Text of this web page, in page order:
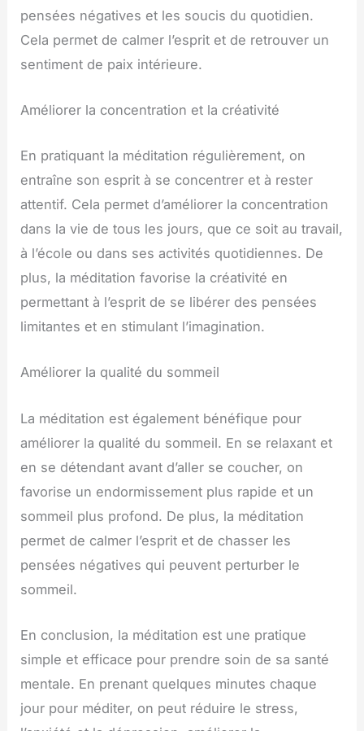
pensées négatives et les soucis du quotidien.
Cela permet de calmer l’esprit et de retrouver un
sentiment de paix intérieure.
Améliorer la concentration et la créativité
En pratiquant la méditation régulièrement, on
entraîne son esprit à se concentrer et à rester
attentif. Cela permet d’améliorer la concentration
dans la vie de tous les jours, que ce soit au travail,
à l’école ou dans ses activités quotidiennes. De
plus, la méditation favorise la créativité en
permettant à l’esprit de se libérer des pensées
limitantes et en stimulant l’imagination.
Améliorer la qualité du sommeil
La méditation est également bénéfique pour
améliorer la qualité du sommeil. En se relaxant et
en se détendant avant d’aller se coucher, on
favorise un endormissement plus rapide et un
sommeil plus profond. De plus, la méditation
permet de calmer l’esprit et de chasser les
pensées négatives qui peuvent perturber le
sommeil.
En conclusion, la méditation est une pratique
simple et efficace pour prendre soin de sa santé
mentale. En prenant quelques minutes chaque
jour pour méditer, on peut réduire le stress,